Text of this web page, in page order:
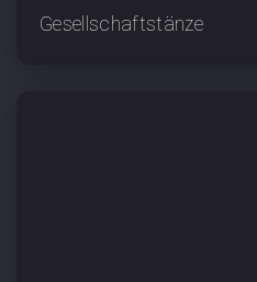
Gesellschaftstänze